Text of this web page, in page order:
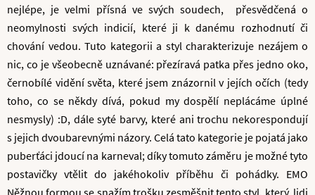
nejlépe, je velmi přísná ve svých soudech, přesvědčená o
neomylnosti svých indicií, které ji k danému rozhodnutí či
chování vedou. Tuto kategorii a styl charakterizuje nezájem o
nic, co je všeobecně uznávané: přezíravá patka přes jedno oko,
černobílé vidění světa, které jsem znázornil v jejích očích (tedy
toho, co se někdy dívá, pokud my dospělí neplácáme úplné
nesmysly) :D, dále syté barvy, které ani trochu nekorespondují
s jejich dvoubarevnými názory. Celá tato kategorie je pojatá jako
puberťáci jdoucí na karneval; díky tomuto záměru je možné tyto
postavičky vtělit do jakéhokoliv příběhu či pohádky. EMO
Něžnou formou se snažím trošku zesměšnit tento styl, který lidi